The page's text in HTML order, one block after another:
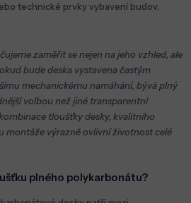
technické prvky vybavení budov.
zaměřit se nejen na jeho vzhled, ale
bude deska vystavena častým
mechanickému namáhání, bývá plný
volbou než jiné transparentní
tloušťky desky, kvalitního
montáže výrazně ovlivní životnost celé
plného polykarbonátu?